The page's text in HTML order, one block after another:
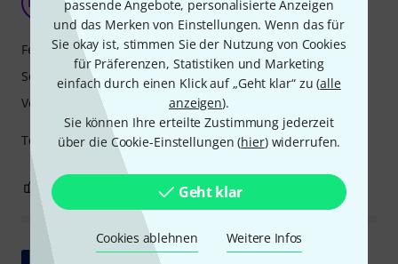
passende Angebote, personalisierte Anzeigen
und das Merken von Einstellungen. Wenn das für
Sie okay ist, stimmen Sie der Nutzung von Cookies
für Präferenzen, Statistiken und Marketing
einfach durch einen Klick auf „Geht klar“ zu (alle
anzeigen).
Sie können Ihre erteilte Zustimmung jederzeit
über die Cookie-Einstellungen (hier) widerrufen.
Geht klar
Cookies ablehnen Weitere Infos
Markus Müller 01.12.2025
Top Mikrofone zur Abnahme von Drumsets.
Features
Sound
Verarbeitung
BEWERTUNG MELDEN
Original zeigen